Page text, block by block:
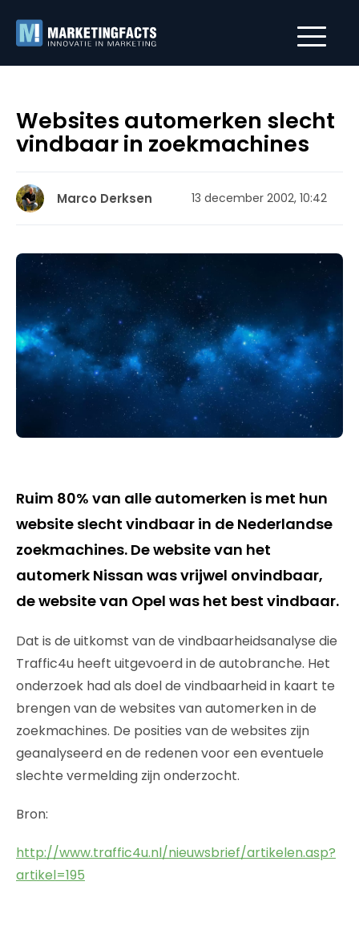
Websites automerken slecht
vindbaar in zoekmachines
Marco Derksen 13 december 2002, 10:42
Ruim 80% van alle automerken is met hun
website slecht vindbaar in de Nederlandse
zoekmachines. De website van het
automerk Nissan was vrijwel onvindbaar,
de website van Opel was het best vindbaar.
Dat is de uitkomst van de vindbaarheidsanalyse die
Traffic4u heeft uitgevoerd in de autobranche. Het
onderzoek had als doel de vindbaarheid in kaart te
brengen van de websites van automerken in de
zoekmachines. De posities van de websites zijn
geanalyseerd en de redenen voor een eventuele
slechte vermelding zijn onderzocht.
Bron:
http://www.traffic4u.nl/nieuwsbrief/artikelen.asp?
artikel=195